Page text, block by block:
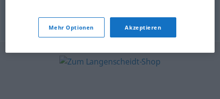
entfesseln desatarguerra,etc
Mehr Optionen Akzeptieren